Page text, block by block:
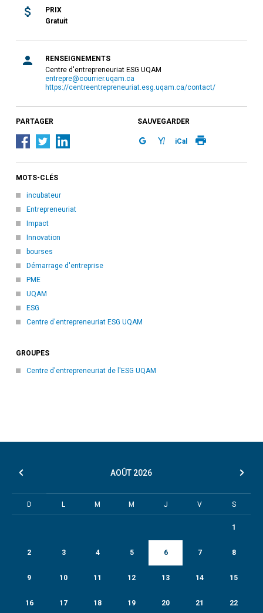
PRIX
Gratuit
RENSEIGNEMENTS
Centre d'entrepreneuriat ESG UQAM
entrepre@courrier.uqam.ca
https://centreentrepreneuriat.esg.uqam.ca/contact/
PARTAGER SAUVEGARDER
iCal
MOTS-CLÉS
incubateur
Entrepreneuriat
Impact
Innovation
bourses
Démarrage d'entreprise
PME
UQAM
ESG
Centre d'entrepreneuriat ESG UQAM
GROUPES
Centre d'entrepreneuriat de l'ESG UQAM
AOÛT 2026
D L M M J V S
1
2 3 4 5 6 7 8
9 10 11 12 13 14 15
16 17 18 19 20 21 22